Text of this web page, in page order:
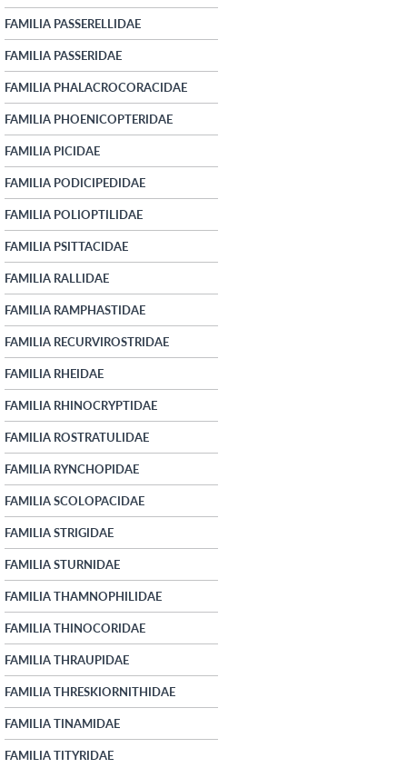
FAMILIA PASSERELLIDAE
FAMILIA PASSERIDAE
FAMILIA PHALACROCORACIDAE
FAMILIA PHOENICOPTERIDAE
FAMILIA PICIDAE
FAMILIA PODICIPEDIDAE
FAMILIA POLIOPTILIDAE
FAMILIA PSITTACIDAE
FAMILIA RALLIDAE
FAMILIA RAMPHASTIDAE
FAMILIA RECURVIROSTRIDAE
FAMILIA RHEIDAE
FAMILIA RHINOCRYPTIDAE
FAMILIA ROSTRATULIDAE
FAMILIA RYNCHOPIDAE
FAMILIA SCOLOPACIDAE
FAMILIA STRIGIDAE
FAMILIA STURNIDAE
FAMILIA THAMNOPHILIDAE
FAMILIA THINOCORIDAE
FAMILIA THRAUPIDAE
FAMILIA THRESKIORNITHIDAE
FAMILIA TINAMIDAE
FAMILIA TITYRIDAE